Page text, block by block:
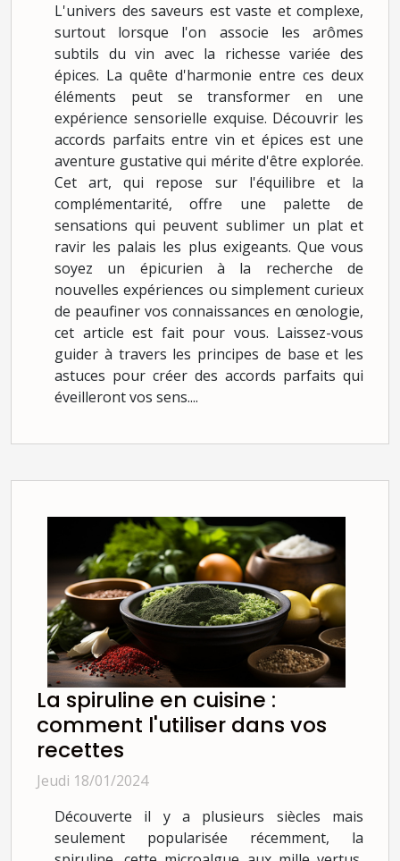
L'univers des saveurs est vaste et complexe,
surtout lorsque l'on associe les arômes
subtils du vin avec la richesse variée des
épices. La quête d'harmonie entre ces deux
éléments peut se transformer en une
expérience sensorielle exquise. Découvrir les
accords parfaits entre vin et épices est une
aventure gustative qui mérite d'être explorée.
Cet art, qui repose sur l'équilibre et la
complémentarité, offre une palette de
sensations qui peuvent sublimer un plat et
ravir les palais les plus exigeants. Que vous
soyez un épicurien à la recherche de
nouvelles expériences ou simplement curieux
de peaufiner vos connaissances en œnologie,
cet article est fait pour vous. Laissez-vous
guider à travers les principes de base et les
astuces pour créer des accords parfaits qui
éveilleront vos sens....
La spiruline en cuisine :
comment l'utiliser dans vos
recettes
Jeudi 18/01/2024
Découverte il y a plusieurs siècles mais
seulement popularisée récemment, la